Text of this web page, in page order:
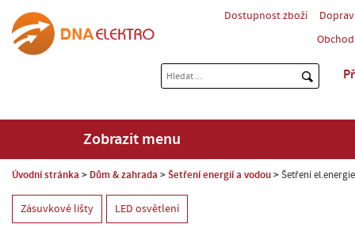
Dostupnost zboží
Zobrazit menu
Úvodní stránka Dům & zahrada Šetření energií a vodou Šetření el.energie
Zásuvkové lišty LED osvětlení